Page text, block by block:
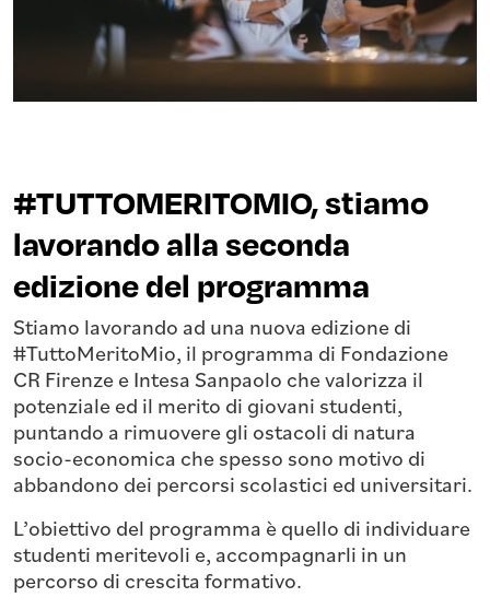
#TUTTOMERITOMIO, stiamo
lavorando alla seconda
edizione del programma
Stiamo lavorando ad una nuova edizione di
#TuttoMeritoMio, il programma di Fondazione
CR Firenze e Intesa Sanpaolo che valorizza il
potenziale ed il merito di giovani studenti,
puntando a rimuovere gli ostacoli di natura
socio-economica che spesso sono motivo di
abbandono dei percorsi scolastici ed universitari.
L’obiettivo del programma è quello di individuare
studenti meritevoli e, accompagnarli in un
percorso di crescita formativo.